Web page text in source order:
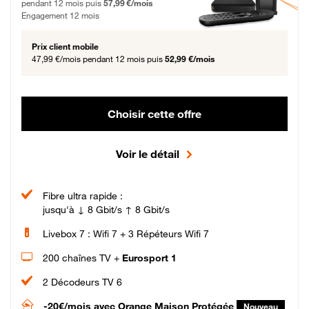
pendant 12 mois puis 57,99 €/mois
Engagement 12 mois
Prix client mobile
47,99 €/mois pendant 12 mois puis 52,99 €/mois
Choisir cette offre
Voir le détail
Fibre ultra rapide :
jusqu'à ↓ 8 Gbit/s ↑ 8 Gbit/s
Livebox 7 : Wifi 7 + 3 Répéteurs Wifi 7
200 chaînes TV + Eurosport 1
2 Décodeurs TV 6
-20€/mois avec Orange Maison Protégée Nouveau